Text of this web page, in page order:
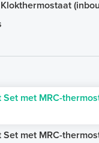
Klokthermostaat
Set met MRC-
Set met MRC-